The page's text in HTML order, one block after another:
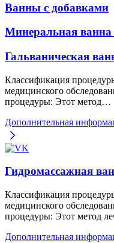
Ванны с добавками
Минеральная ванна
Гальваническая
Классификация
медицинского
процедуры: Этот метод…
Дополнительная
Гидромассажная
Классификация
медицинского
процедуры: Этот метод
Дополнительная